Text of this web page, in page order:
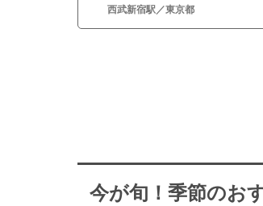
西武新宿駅／東京都
今が旬！季節のお